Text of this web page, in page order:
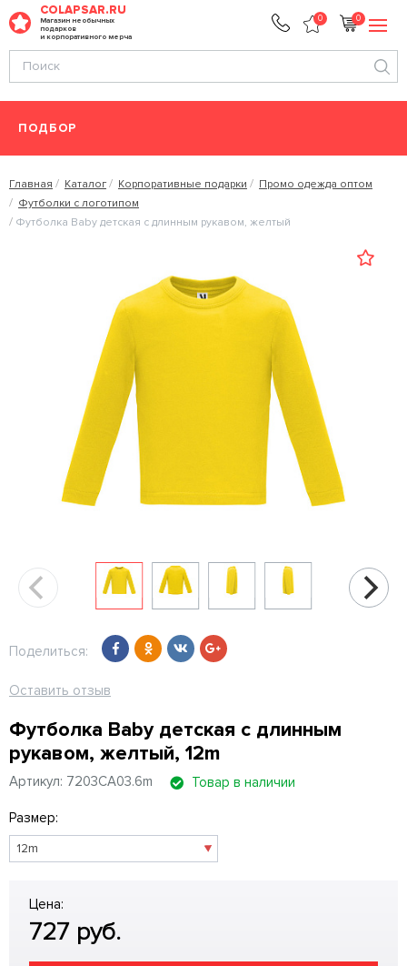
COLAPSAR.RU
Магазин необычных
подарков
и корпоративного мерча
0 0
ПОДБОР
Главная Каталог Корпоративные подарки
Промо одежда оптом
Футболки с логотипом
Футболка Baby детская с длинным рукавом, желтый
Поделиться:
Оставить отзыв
Футболка Baby детская с длинным
рукавом, желтый, 12m
Артикул: 7203CA03.6m Товар в наличии
Размер:
Цена:
727 руб.